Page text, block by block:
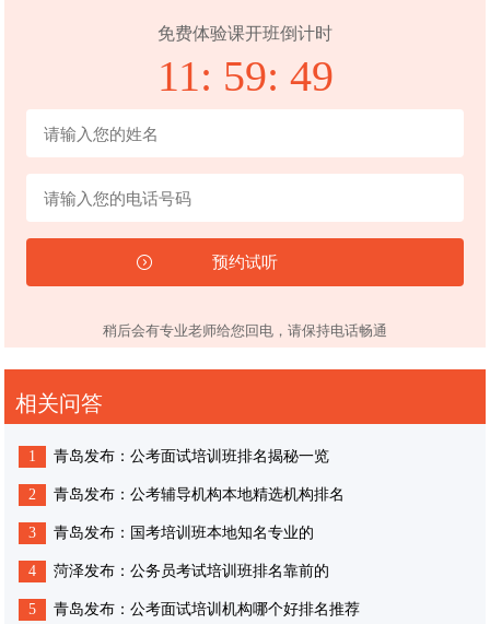
免费体验课开班倒计时
11: 59: 48
稍后会有专业老师给您回电，请保持电话畅通
相关问答
1 青岛发布：公考面试培训班排名揭秘一览
2 青岛发布：公考辅导机构本地精选机构排名
3 青岛发布：国考培训班本地知名专业的
4 菏泽发布：公务员考试培训班排名靠前的
5 青岛发布：公考面试培训机构哪个好排名推荐